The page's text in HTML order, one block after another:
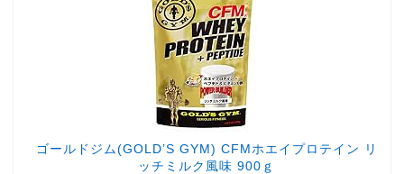
ゴールドジム(GOLD’S GYM) CFMホエイプロテイン リ
ッチミルク風味 900ｇ